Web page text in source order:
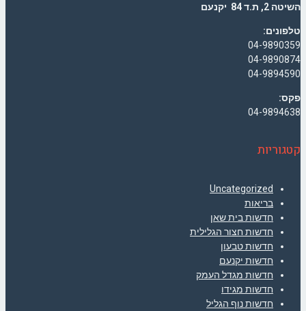
השיטה 2, ת.ד 84 יקנעם
טלפונים:
04-9890359
04-9890874
04-9894590
פקס:
04-9894638
קטגוריות
Uncategorized
בריאות
חדשות בית שאן
חדשות חצור הגלילית
חדשות טבעון
חדשות יקנעם
חדשות מגדל העמק
חדשות מגידו
חדשות נוף הגליל